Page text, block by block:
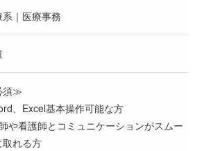
系｜医療事務
須≫
、Excel基本操作可能な方
や看護師とコミュニケーションがスムー
取れる方